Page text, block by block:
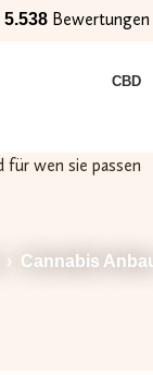
5.538Bewertungen
CBD
› Cannabis